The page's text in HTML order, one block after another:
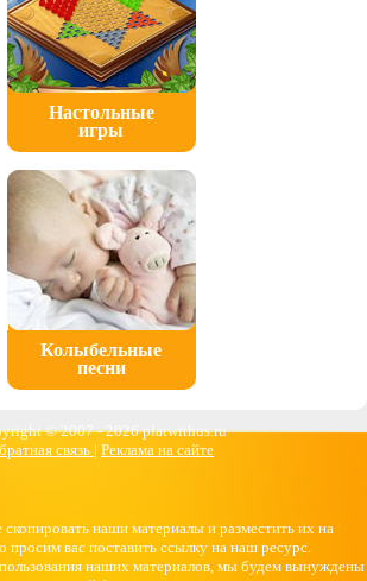
Настольные
игры
Колыбельные
песни
© 2007 -2026 platwithus.ru
связь | Реклама на сайте
наши материалы и разместить их на
просим вас поставить ссылку на наш ресурс.
наших материалов, мы будем вынуждены